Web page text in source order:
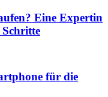
Eine Expertin
für die